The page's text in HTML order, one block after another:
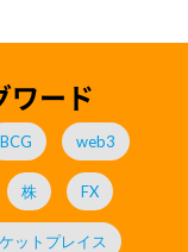
ワード
BCG web3
株 FX
ットプレイス